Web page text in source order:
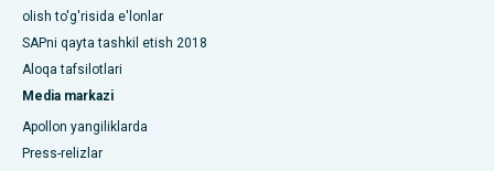
olish to'g'risida e'lonlar
SAPni qayta tashkil etish 2018
Aloqa tafsilotlari
Media markazi
Apollon yangiliklarda
Press-relizlar